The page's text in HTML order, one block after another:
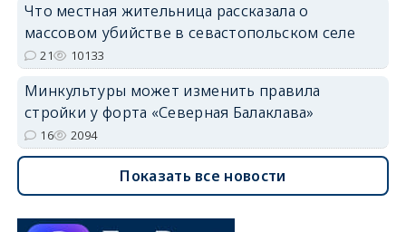
Что местная жительница рассказала о
массовом убийстве в севастопольском селе
21 10133
Минкультуры может изменить правила
стройки у форта «Северная Балаклава»
16 2094
Показать все новости